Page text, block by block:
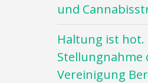
und
Haltung ist hot.
Stellungnahme
Vereinigung